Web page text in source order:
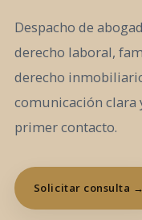
Despacho de
derecho laboral,
derecho
comunicación clara
primer contacto.
Solicitar consulta →